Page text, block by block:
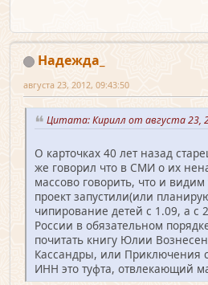
Надежда_
августа 23, 2012, 09:43:50
Цитата: Кирилл от августа 23,
О карточках 40 лет назад
же говорил что в СМИ о их
массово говорить, что и
проект запустили(или
чипирование детей с 1.09, а с
России в обязательном
почитать книгу Юлии
Кассандры, или Приключения
ИНН это туфта, отвлекающий